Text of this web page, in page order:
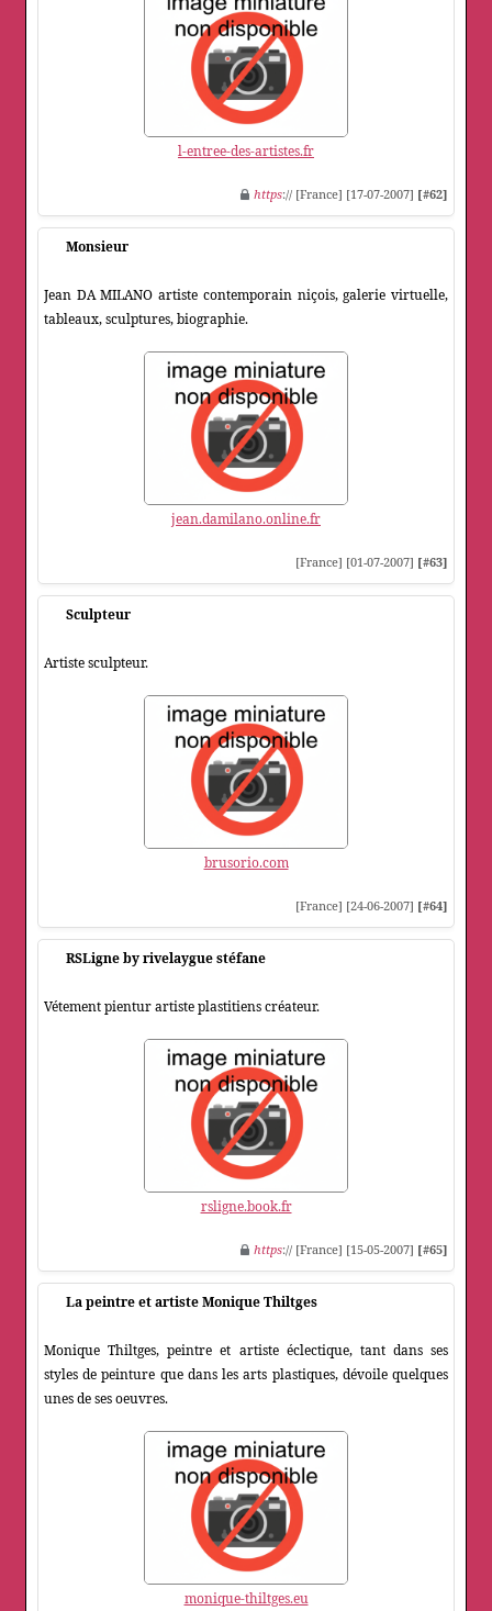
l-entree-des-artistes.fr
https:// [France] [17-07-2007] [#62]
Monsieur
Jean DA MILANO artiste contemporain niçois, galerie virtuelle,
tableaux, sculptures, biographie.
jean.damilano.online.fr
[France] [01-07-2007] [#63]
Sculpteur
Artiste sculpteur.
brusorio.com
[France] [24-06-2007] [#64]
RSLigne by rivelaygue stéfane
Vétement pientur artiste plastitiens créateur.
rsligne.book.fr
https:// [France] [15-05-2007] [#65]
La peintre et artiste Monique Thiltges
Monique Thiltges, peintre et artiste éclectique, tant dans ses
styles de peinture que dans les arts plastiques, dévoile quelques
unes de ses oeuvres.
monique-thiltges.eu